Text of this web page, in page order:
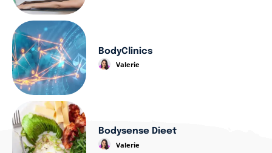
BodyClinics
Valerie
Bodysense Dieet
Valerie